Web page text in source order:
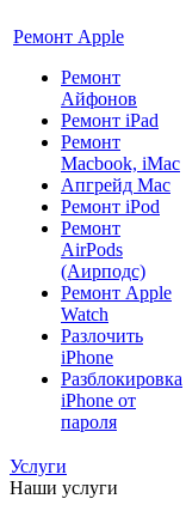
Ремонт Apple
Ремонт
Айфонов
Ремонт iPad
Ремонт
Macbook, iMac
Апгрейд Mac
Ремонт iPod
Ремонт
AirPods
(Аирподс)
Ремонт Apple
Watch
Разлочить
iPhone
Разблокировка
iPhone от
пароля
Услуги
Наши услуги